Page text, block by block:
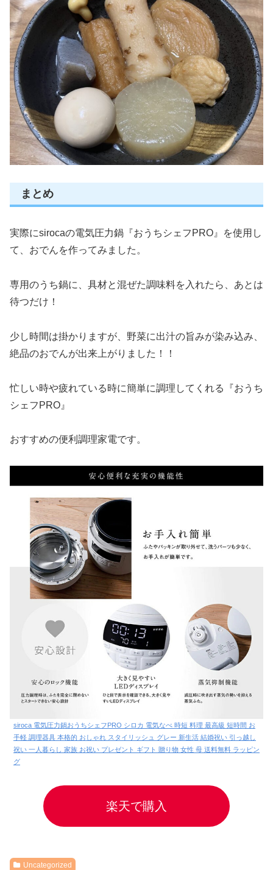
まとめ
実際にsirocaの電気圧力鍋『おうちシェフPRO』を使用し
て、おでんを作ってみました。
専用のうち鍋に、具材と混ぜた調味料を入れたら、あとは
待つだけ！
少し時間は掛かりますが、野菜に出汁の旨みが染み込み、
絶品のおでんが出来上がりました！！
忙しい時や疲れている時に簡単に調理してくれる『おうち
シェフPRO』
おすすめの便利調理家電です。
siroca 電気圧力鍋おうちシェフPRO シロカ 電気なべ 時短 料理 最高級 短時間 お
手軽 調理器具 本格的 おしゃれ スタイリッシュ グレー 新生活 結婚祝い 引っ越し
祝い 一人暮らし 家族 お祝い プレゼント ギフト 贈り物 女性 母 送料無料 ラッピン
グ
楽天で購入
Uncategorized